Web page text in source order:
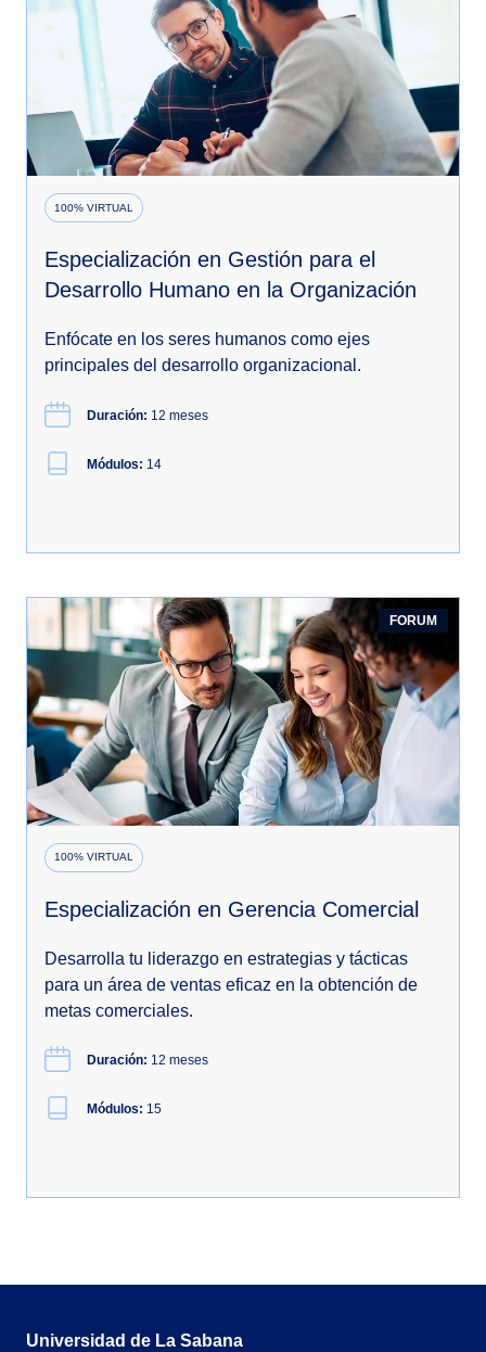
100% VIRTUAL
Especialización en Gestión para el
Desarrollo Humano en la Organización
Enfócate en los seres humanos como ejes
principales del desarrollo organizacional.
Duración: 12 meses
Módulos: 14
FORUM
100% VIRTUAL
Especialización en Gerencia Comercial
Desarrolla tu liderazgo en estrategias y tácticas
para un área de ventas eficaz en la obtención de
metas comerciales.
Duración: 12 meses
Módulos: 15
Universidad de La Sabana